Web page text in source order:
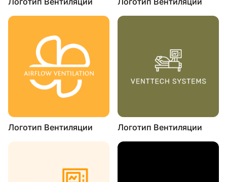
Логотип Вентиляции Логотип Вентиляции